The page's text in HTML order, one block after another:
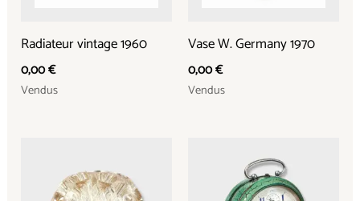
Radiateur vintage 1960
0,00€
Vendus
Vase W. Germany 1970
0,00€
Vendus